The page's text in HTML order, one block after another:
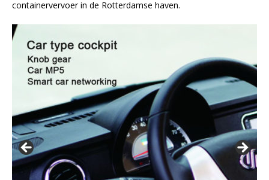
containervervoer in de Rotterdamse haven.